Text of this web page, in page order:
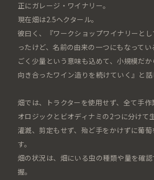
正にガレージ・ワイナリー。
現在畑は2.5ヘクタール。
彼曰く、『ワークショップワイナリーと
ったけど、名前の由来の一つにもなって
ごく少量という意味も込めて、小規模だ
向き合ったワイン造りを続けていく』と話
畑では、トラクターを使用せず、全て手作
オロジックとビオディナミの2つに分けて生
灌漑、剪定もせず、殆ど手をかけずに葡
す。
畑の状況は、畑にいる虫の種類や量を確
握。